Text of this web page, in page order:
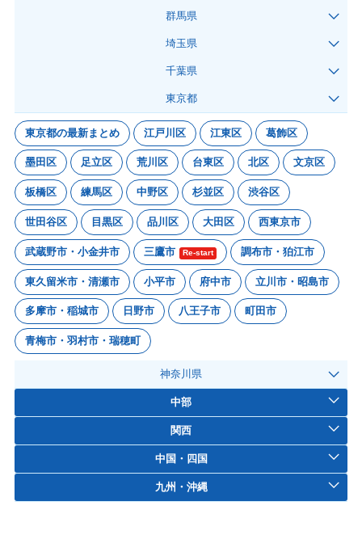
群馬県
埼玉県
千葉県
東京都
東京都の最新まとめ 江戸川区 江東区 葛飾区
墨田区 足立区 荒川区 台東区 北区 文京区
板橋区 練馬区 中野区 杉並区 渋谷区
世田谷区 目黒区 品川区 大田区 西東京市
武蔵野市・小金井市 三鷹市 Re-start 調布市・狛江市
東久留米市・清瀬市 小平市 府中市 立川市・昭島市
多摩市・稲城市 日野市 八王子市 町田市
青梅市・羽村市・瑞穂町
神奈川県
中部
関西
中国・四国
九州・沖縄